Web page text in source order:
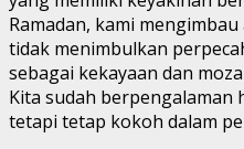
Ramadan, kami
tidak menimbulkan
sebagai kekayaan dan
Kita sudah berpengalaman
tetapi tetap kokoh dalam